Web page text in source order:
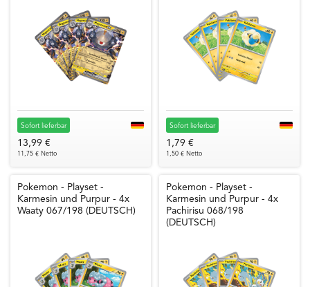
Sofort lieferbar
13,99 €
11,75 € Netto
Sofort lieferbar
1,79 €
1,50 € Netto
Pokemon - Playset -
Karmesin und Purpur - 4x
Waaty 067/198 (DEUTSCH)
Pokemon - Playset -
Karmesin und Purpur - 4x
Pachirisu 068/198
(DEUTSCH)